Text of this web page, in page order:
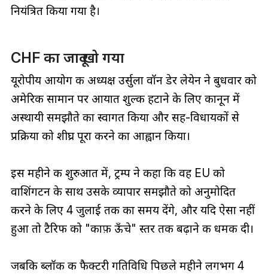
नियंत्रित किया गया है।
CHF का जादू खो गया
यूरोपीय आयोग की अध्यक्ष उर्सुला वॉन डेर लेयेन ने बुधवार को
अमेरिकी सामान पर आयात शुल्क हटाने के लिए कानून में
अस्थायी समझौते का स्वागत किया और सह-विधायकों से
प्रक्रिया को शीघ्र पूरा करने का आह्वान किया।
इस महीने की शुरुआत में, ट्रम्प ने कहा कि वह EU को
वाशिंगटन के साथ उसके व्यापार समझौते को अनुमोदित
करने के लिए 4 जुलाई तक का समय देंगे, और यदि ऐसा नहीं
हुआ तो टैरिफ को "काफ़ी ऊँचे" स्तर तक बढ़ाने की धमकी दी।
जबकि ब्लॉक की फैक्टरी गतिविधि पिछले महीने लगभग 4